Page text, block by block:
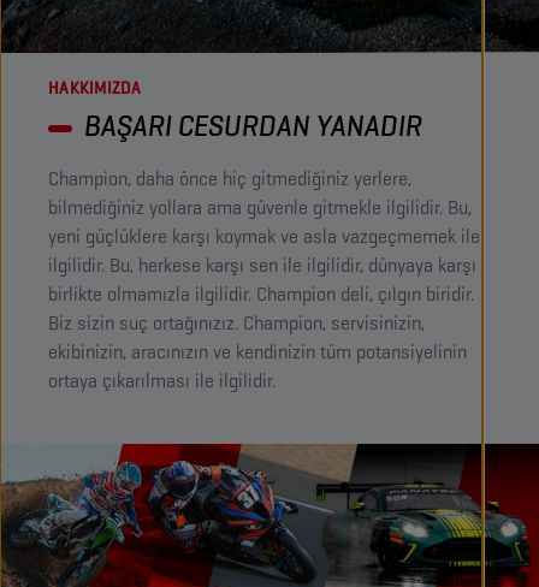
HAKKIMIZDA
BAŞARI CESURDAN YANADIR ​
Champion, daha önce hiç gitmediğiniz yerlere,
bilmediğiniz yollara ama güvenle gitmekle ilgilidir. Bu,
yeni güçlüklere karşı koymak ve asla vazgeçmemek ile
ilgilidir. Bu, herkese karşı sen ile ilgilidir, dünyaya karşı
birlikte olmamızla ilgilidir. Champion deli, çılgın biridir.
Biz sizin suç ortağınızız. Champion, servisinizin,
ekibinizin, aracınızın ve kendinizin tüm potansiyelinin
ortaya çıkarılması ile ilgilidir.